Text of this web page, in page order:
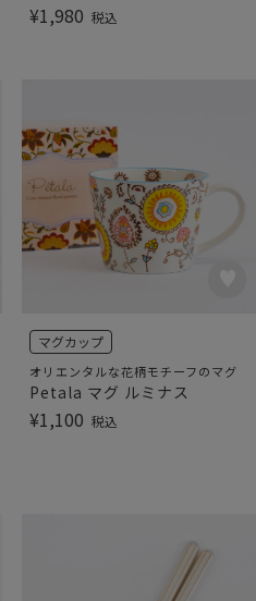
¥1,980 税込
マグカップ
オリエンタルな花柄モチーフのマグ
Petala マグ ルミナス
¥1,100 税込